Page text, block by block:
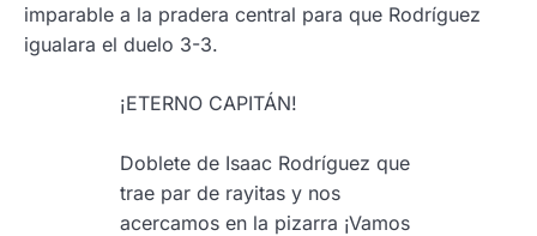
imparable a la pradera central para que Rodríguez
igualara el duelo 3-3.
¡ETERNO CAPITÁN!
Doblete de Isaac Rodríguez que
trae par de rayitas y nos
acercamos en la pizarra ¡Vamos